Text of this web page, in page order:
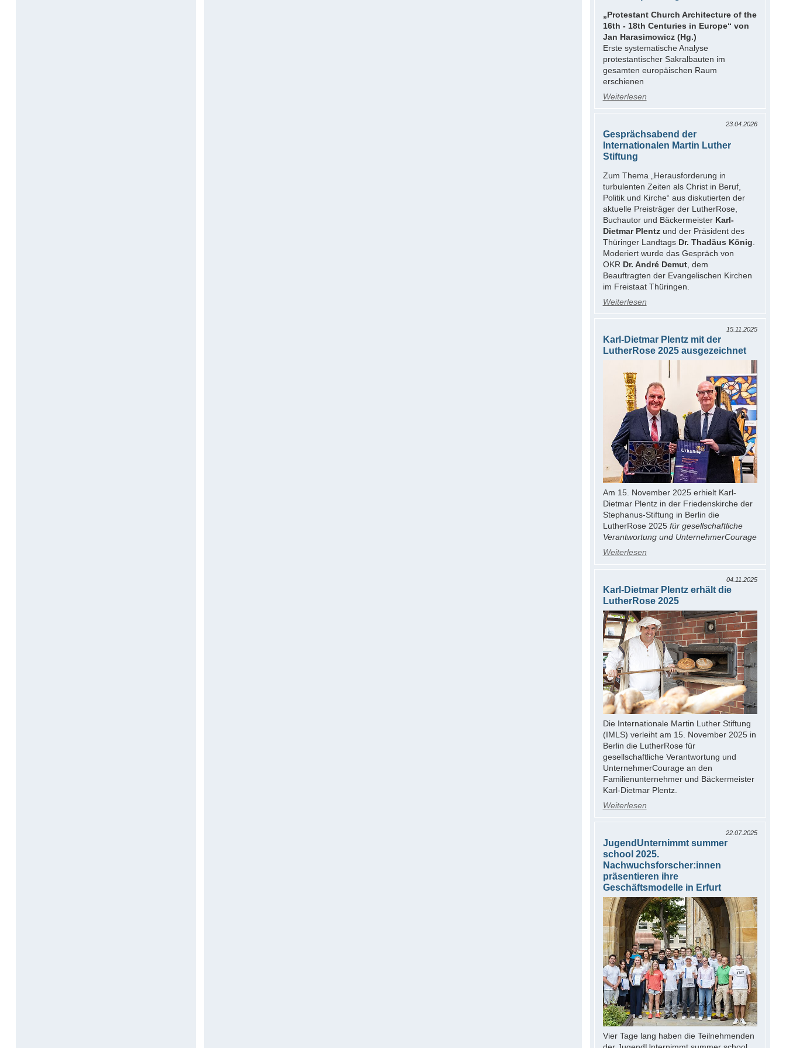
„Protestant Church Architecture of the
16th - 18th Centuries in Europe“ von
Jan Harasimowicz (Hg.)
Erste systematische Analyse
protestantischer Sakralbauten im
gesamten europäischen Raum
erschienen
Weiterlesen
Gesprächsabend der
Internationalen Martin Luther
Stiftung
23.04.2026
Zum Thema „Herausforderung in
turbulenten Zeiten als Christ in Beruf,
Politik und Kirche“ aus diskutierten der
aktuelle Preisträger der LutherRose,
Buchautor und Bäckermeister Karl-
Dietmar Plentzund der Präsident des
Thüringer Landtags Dr. Thadäus König
Moderiert wurde das Gespräch von
OKR Dr. André Demut, dem
Beauftragten der Evangelischen Kirchen
im Freistaat Thüringen.
Weiterlesen
Karl-Dietmar Plentz mit der
LutherRose 2025 ausgezeichnet
15.11.2025
Am 15. November 2025 erhielt Karl-
Dietmar Plentz in der Friedenskirche der
Stephanus-Stiftung in Berlin die
LutherRose 2025 für gesellschaftliche
Verantwortung und UnternehmerCourage
Weiterlesen
Karl-Dietmar Plentz erhält die
LutherRose 2025
04.11.2025
Die Internationale Martin Luther Stiftung
(IMLS) verleiht am 15. November 2025 in
Berlin die LutherRose für
gesellschaftliche Verantwortung und
UnternehmerCourage an den
Familienunternehmer und Bäckermeister
Karl-Dietmar Plentz.
Weiterlesen
JugendUnternimmt summer
school 2025.
Nachwuchsforscher:innen
präsentieren ihre
Geschäftsmodelle in Erfurt
22.07.2025
Vier Tage lang haben die Teilnehmenden